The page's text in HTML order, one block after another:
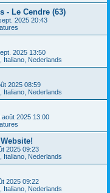
- Le Cendre (63)
2025 20:43
2025 13:50
Italiano, Nederlands
2025 08:59
Italiano, Nederlands
août 2025 13:00
2025 09:23
Italiano, Nederlands
2025 09:22
Italiano, Nederlands